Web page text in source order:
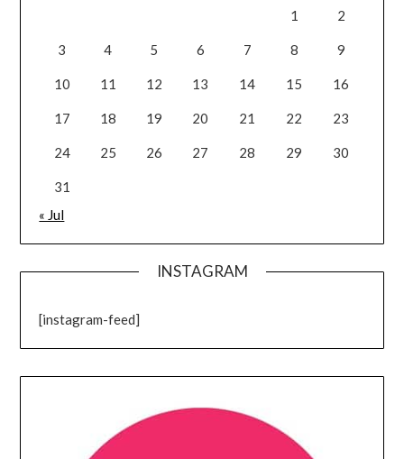
1
2
3 4 5 6 7 8 9
10 11 12 13 14 15 16
17 18 19 20 21 22 23
24 25 26 27 28 29 30
31
« Jul
INSTAGRAM
[instagram-feed]